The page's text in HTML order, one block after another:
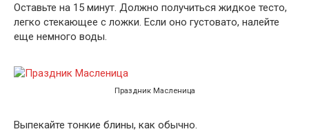
Оставьте на 15 минут. Должно получиться жидкое тесто,
легко стекающее с ложки. Если оно густовато, налейте
еще немного воды.
Праздник Масленица
Выпекайте тонкие блины, как обычно.